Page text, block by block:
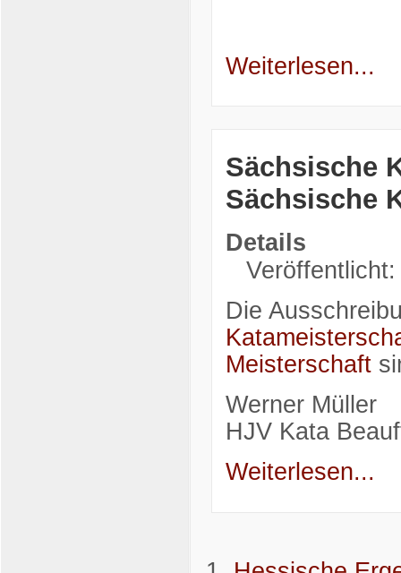
Weiterlesen...
Sächsische
Sächsische
Details
Die
Meisterschaft
Werner Müller
HJV Kata
Weiterlesen...